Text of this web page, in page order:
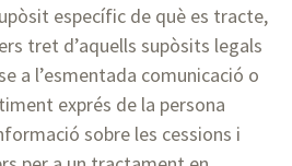
específic de què es tracte,
tret d’aquells supòsits legals
a l’esmentada comunicació o
exprés de la persona
sobre les cessions i